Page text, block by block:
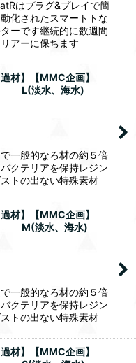
はプラグ&プレイで簡
化されたスマートトな
ーです継続的に数週間
アーに保ちます
材】【MMC企画】
L(淡水、海水)
一般的なろ材の約５倍
クテリアを保持レジン
トの出ない特殊素材
材】【MMC企画】
M(淡水、海水)
一般的なろ材の約５倍
クテリアを保持レジン
トの出ない特殊素材
材】【MMC企画】